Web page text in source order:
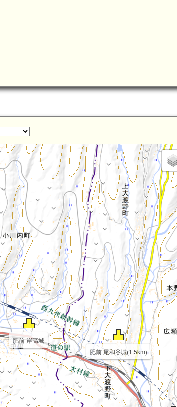
肥前 岸高城
肥前 尾和谷城(1.5km)